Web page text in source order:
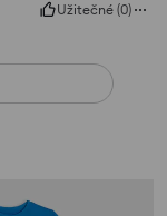
Užitečné (0)